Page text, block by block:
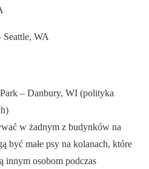
Seattle, WA
– Danbury, WI (polityka
w żadnym z budynków na
być małe psy na kolanach, które
innym osobom podczas